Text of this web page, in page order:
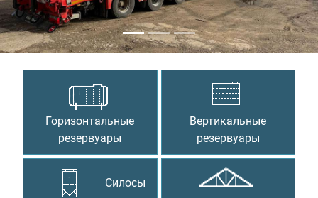
Горизонтальные
резервуары
Вертикальные
резервуары
Силосы